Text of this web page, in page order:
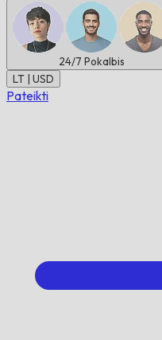
24/7 Pokalbis
LT | USD
Pateikti